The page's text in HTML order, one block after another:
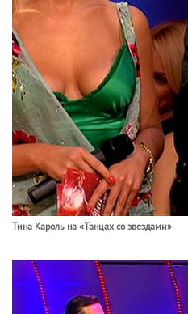
Тина Кароль на «Танцах со звездами»